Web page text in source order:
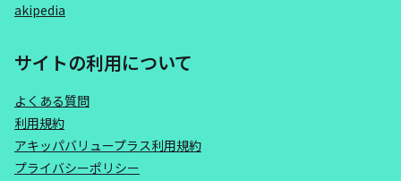
akipedia
サイトの利用について
よくある質問
利用規約
アキッパバリュープラス利用規約
プライバシーポリシー